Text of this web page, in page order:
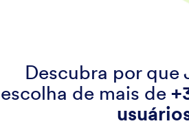
Descubra por que
escolha de mais de